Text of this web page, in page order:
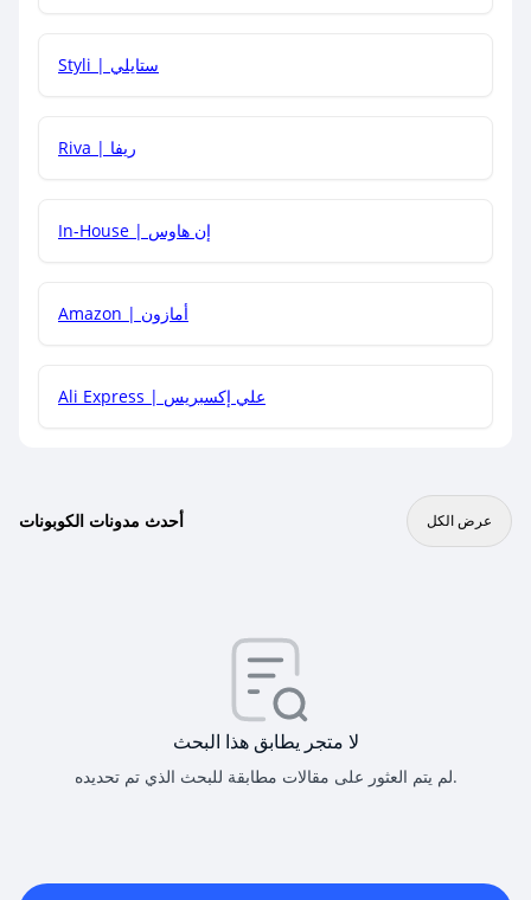
هل يمكنني جمع كود خصم مع العروض الأخرى؟
Styli | ستايلي
Riva | ريفا
In-House | إن هاوس
Amazon | أمازون
Ali Express | علي إكسبريس
أحدث مدونات الكوبونات عرض الكل
لا متجر يطابق هذا البحث
لم يتم العثور على مقالات مطابقة للبحث الذي تم تحديده.